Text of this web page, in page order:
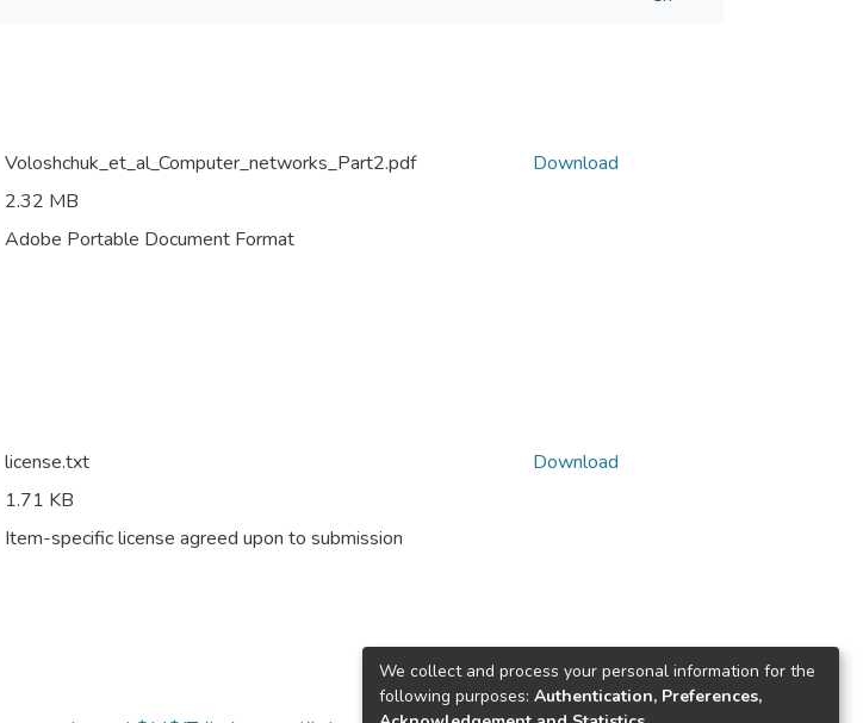
Voloshchuk_et_al_Computer_networks_Part2.pdf
2.32 MB
Adobe Portable Document Format
Download
license.txt
1.71 KB
Item-specific license agreed upon to submission
Download
We collect and process your personal information for the
following purposes: Authentication, Preferences,